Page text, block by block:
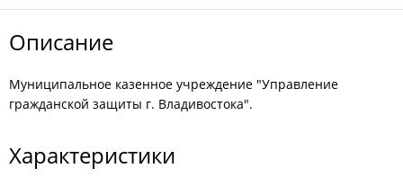
Описание
Муниципальное казенное учреждение "Управление
гражданской защиты г. Владивостока".
Характеристики